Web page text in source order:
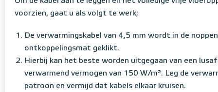
voorzien, gaat u als volgt te werk;
De verwarmingskabel van 4,5 mm wordt in de
ontkoppelingsmat geklikt.
Hierbij kan het beste worden uitgegaan van een
verwarmend vermogen van 150 W/m². Leg de
patroon en vermijd dat kabels elkaar kruisen.